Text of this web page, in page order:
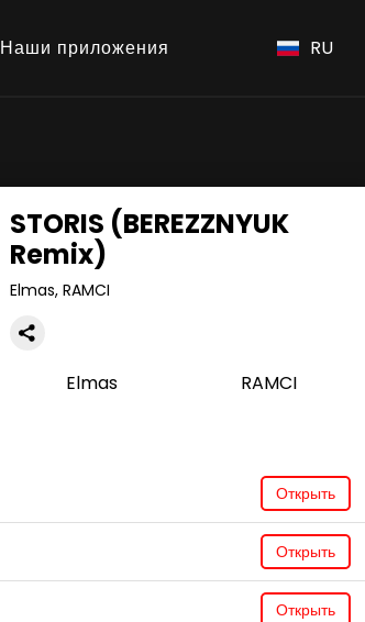
Наши приложения RU
STORIS (BEREZZNYUK
Remix)
Elmas, RAMCI
Elmas RAMCI
Открыть
Открыть
Открыть